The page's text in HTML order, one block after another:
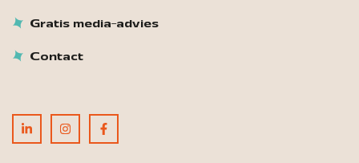
Gratis media-advies
Contact